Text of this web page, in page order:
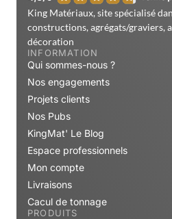
King Matériaux, site spécialisé
constructions, agrégats/graviers,
décoration
INFORMATION
Qui sommes-nous ?
Nos engagements
Projets clients
Nos Pubs
KingMat' Le Blog
Espace professionnels
Mon compte
Livraisons
Cacul de tonnage
PRODUITS